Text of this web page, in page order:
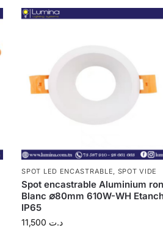
SPOT LED ENCASTRABLE, SPOT VIDE
Spot encastrable Aluminium
Blanc ∅80mm 610W-WH
IP65
د.ت